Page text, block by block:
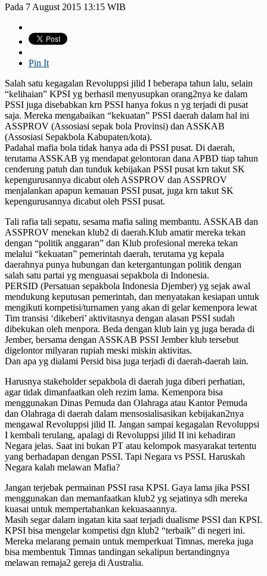
Pada 7 August 2015 13:15 WIB
Pin It
Salah satu kegagalan Revoluppsi jilid I beberapa tahun lalu, selain
“kelihaian” KPSI yg berhasil menyusupkan orang2nya ke dalam
PSSI juga disebabkan krn PSSI hanya fokus n yg terjadi di pusat
saja. Mereka mengabaikan “kekuatan” PSSI daerah dalam hal ini
ASSPROV (Assosiasi sepak bola Provinsi) dan ASSKAB
(Assosiasi Sepakbola Kabupaten/kota).
Padahal mafia bola tidak hanya ada di PSSI pusat. Di daerah,
terutama ASSKAB yg mendapat gelontoran dana APBD tiap tahun
cenderung patuh dan tunduk kebijakan PSSI pusat krn takut SK
kepengurusannya dicabut oleh ASSPROV dan ASSPROV
menjalankan apapun kemauan PSSI pusat, juga krn takut SK
kepengurusannya dicabut oleh PSSI pusat.
Tali rafia tali sepatu, sesama mafia saling membantu. ASSKAB dan
ASSPROV menekan klub2 di daerah.Klub amatir mereka tekan
dengan “politik anggaran” dan Klub profesional mereka tekan
melalui “kekuatan” pemerintah daerah, terutama yg kepala
daerahnya punya hubungan dan ketergantungan politik dengan
salah satu partai yg menguasai sepakbola di Indonesia.
PERSID (Persatuan sepakbola Indonesia Djember) yg sejak awal
mendukung keputusan pemerintah, dan menyatakan kesiapan untuk
mengikuti kompetisi/turnamen yang akan di gelar kemenpora lewat
Tim transisi ‘dikeberi’ aktivitasnya dengan alasan PSSI sudah
dibekukan oleh menpora. Beda dengan klub lain yg juga berada di
Jember, bersama dengan ASSKAB PSSI Jember klub tersebut
digelontor milyaran rupiah meski miskin aktivitas.
Dan apa yg dialami Persid bisa juga terjadi di daerah-daerah lain.
Harusnya stakeholder sepakbola di daerah juga diberi perhatian,
agar tidak dimanfaatkan oleh rezim lama. Kemenpora bisa
menggunakan Dinas Pemuda dan Olahraga atau Kantor Pemuda
dan Olahraga di daerah dalam mensosialisasikan kebijakan2nya
mengawal Revoluppsi jilid II. Jangan sampai kegagalan Revoluppsi
I kembali terulang, apalagi di Revoluppsi jilid II ini kehadiran
Negara jelas. Saat ini bukan PT atau kelompok masyarakat tertentu
yang berhadapan dengan PSSI. Tapi Negara vs PSSI. Haruskah
Negara kalah melawan Mafia?
Jangan terjebak permainan PSSI rasa KPSI. Gaya lama jika PSSI
menggunakan dan memanfaatkan klub2 yg sejatinya sdh mereka
kuasai untuk mempertahankan kekuasaannya.
Masih segar dalam ingatan kita saat terjadi dualisme PSSI dan KPSI.
KPSI bisa mengelar kompetisi dgn klub2 “terbaik” di negeri ini.
Mereka melarang pemain untuk memperkuat Timnas, mereka juga
bisa membentuk Timnas tandingan sekalipun bertandingnya
melawan remaja2 gereja di Australia.